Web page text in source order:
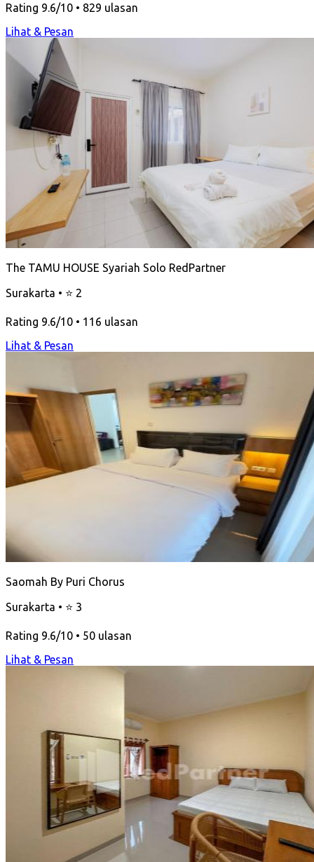
Rating 9.6/10 • 829 ulasan
Lihat & Pesan
The TAMU HOUSE Syariah Solo RedPartner
Surakarta • ⭐ 2
Rating 9.6/10 • 116 ulasan
Lihat & Pesan
Saomah By Puri Chorus
Surakarta • ⭐ 3
Rating 9.6/10 • 50 ulasan
Lihat & Pesan